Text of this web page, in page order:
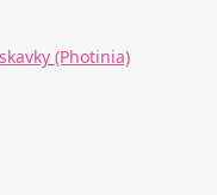
(Photinia)